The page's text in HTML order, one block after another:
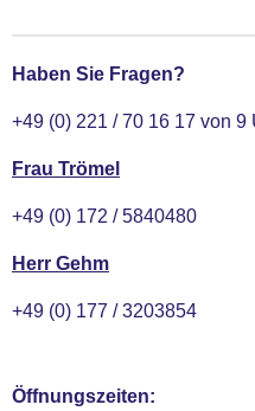
Haben Sie Fragen?
+49 (0) 221 / 70 16 17 von 9
Frau Trömel
+49 (0) 172 / 5840480
Herr Gehm
+49 (0) 177 / 3203854
Öffnungszeiten: